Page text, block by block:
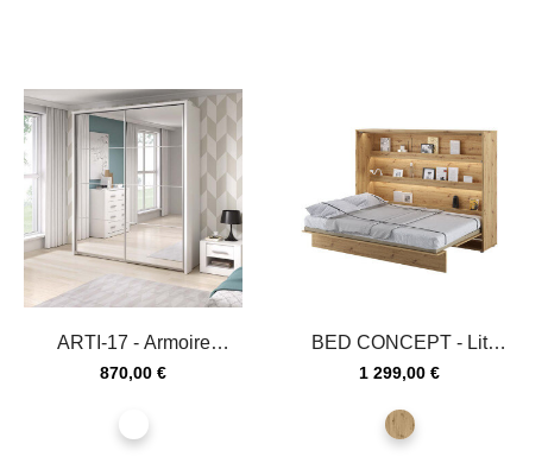
ARTI-17 - Armoire
coulissante 2 portes
Prix
870,00 €
BED CONCEPT - Lit
escamotable 140x200...
Prix
1 299,00 €
chêne
artisan